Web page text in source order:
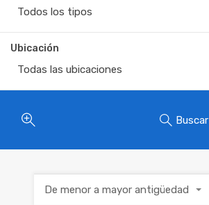
Todos los tipos
Ubicación
Todas las ubicaciones
Buscar
De menor a mayor antigüedad